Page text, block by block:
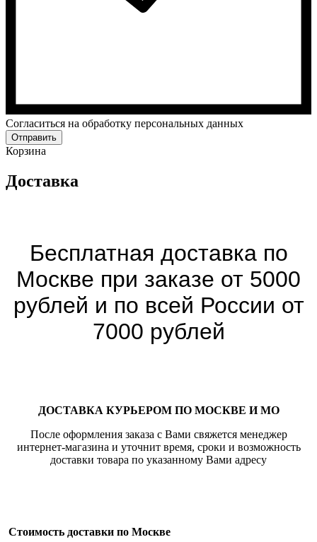
Cогласиться на обработку персональных данных
Отправить
Корзина
Доставка
Бесплатная доставка по
Москве при заказе от 5000
рублей и по всей России от
7000 рублей
ДОСТАВКА КУРЬЕРОМ ПО МОСКВЕ И МО
После оформления заказа с Вами свяжется менеджер
интернет-магазина и уточнит время, сроки и возможность
доставки товара по указанному Вами адресу
Стоимость доставки по Москве